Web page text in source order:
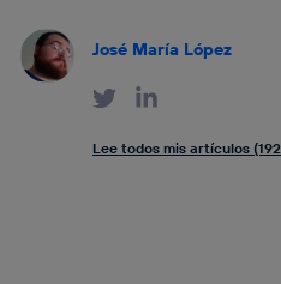
José María López
Lee todos mis artículos